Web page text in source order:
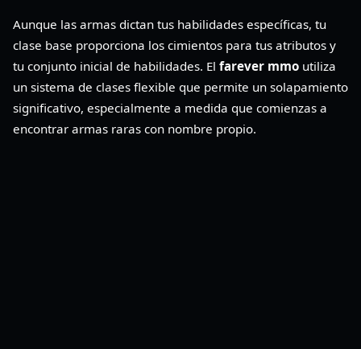
Aunque las armas dictan tus habilidades específicas, tu
clase base proporciona los cimientos para tus atributos y
tu conjunto inicial de habilidades. El farever mmo utiliza
un sistema de clases flexible que permite un solapamiento
significativo, especialmente a medida que comienzas a
encontrar armas raras con nombre propio.